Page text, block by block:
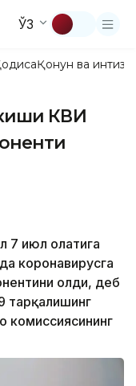
ЎЗ
Қонун ва
киши КВИ
7 июл ҳолатига
коронавирусга
олди, деб
тарқалишинг
комиссиясининг